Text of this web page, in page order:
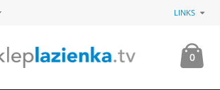
LINKS
0